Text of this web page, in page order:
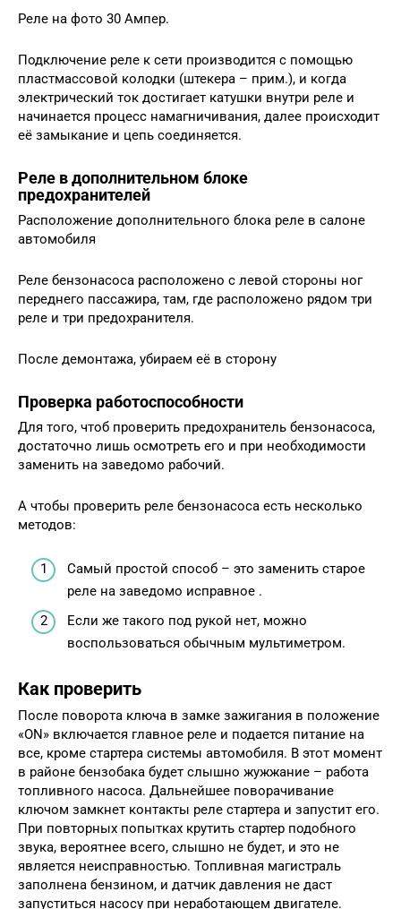
Реле на фото 30 Ампер.
Подключение реле к сети производится с помощью
пластмассовой колодки (штекера – прим.), и когда
электрический ток достигает катушки внутри реле и
начинается процесс намагничивания, далее происходит
её замыкание и цепь соединяется.
Реле в дополнительном блоке
предохранителей
Расположение дополнительного блока реле в салоне
автомобиля
Реле бензонасоса расположено с левой стороны ног
переднего пассажира, там, где расположено рядом три
реле и три предохранителя.
После демонтажа, убираем её в сторону
Проверка работоспособности
Для того, чтоб проверить предохранитель бензонасоса,
достаточно лишь осмотреть его и при необходимости
заменить на заведомо рабочий.
А чтобы проверить реле бензонасоса есть несколько
методов:
Самый простой способ – это заменить старое
реле на заведомо исправное .
Если же такого под рукой нет, можно
воспользоваться обычным мультиметром.
Как проверить
После поворота ключа в замке зажигания в положение
«ON» включается главное реле и подается питание на
все, кроме стартера системы автомобиля. В этот момент
в районе бензобака будет слышно жужжание – работа
топливного насоса. Дальнейшее поворачивание
ключом замкнет контакты реле стартера и запустит его.
При повторных попытках крутить стартер подобного
звука, вероятнее всего, слышно не будет, и это не
является неисправностью. Топливная магистраль
заполнена бензином, и датчик давления не даст
запуститься насосу при неработающем двигателе.